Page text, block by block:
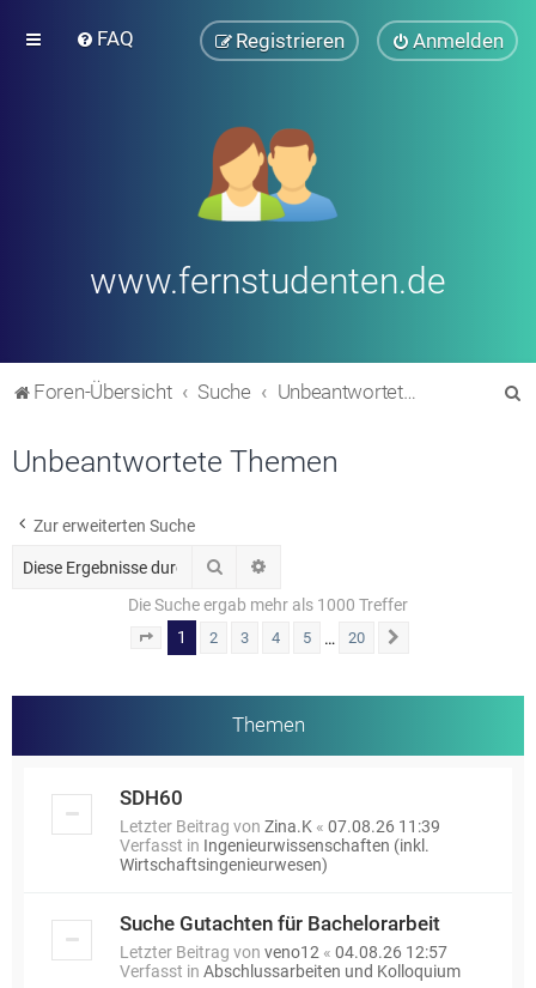
FAQ Anmelden
Registrieren
www.fernstudenten.de
Foren-Übersicht Suche Unbeantwortete Themen
Unbeantwortete Themen
Zur erweiterten Suche
Suche
Die Suche ergab mehr als 1000 Treffer
Seite von 20
1 2 3 4 5 … 20
Themen
SDH60
Letzter Beitrag von Zina.K « 07.08.26 11:39
Verfasst in Ingenieurwissenschaften (inkl.
Wirtschaftsingenieurwesen)
Suche Gutachten für Bachelorarbeit
Letzter Beitrag von veno12 « 04.08.26 12:57
Verfasst in Abschlussarbeiten und Kolloquium